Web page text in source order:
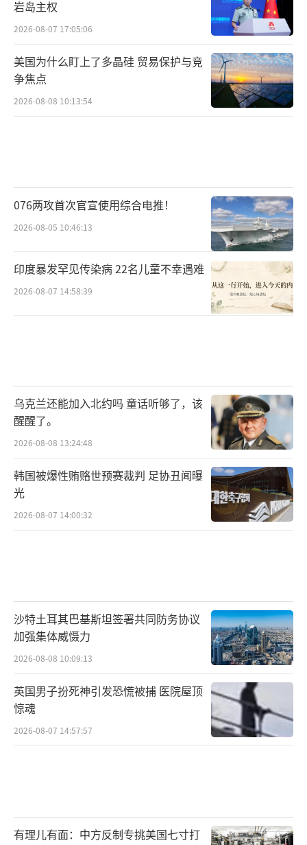
岩岛主权
2026-08-07 17:05:06
美国为什么盯上了多晶硅 贸易保护与竞
争焦点
2026-08-08 10:13:54
076两攻首次官宣使用综合电推！
2026-08-05 10:46:13
印度暴发罕见传染病 22名儿童不幸遇难
2026-08-07 14:58:39
乌克兰还能加入北约吗 童话听够了，该
醒醒了。
2026-08-08 13:24:48
韩国被爆性贿赂世预赛裁判 足协丑闻曝
光
2026-08-07 14:00:32
沙特土耳其巴基斯坦签署共同防务协议
加强集体威慑力
2026-08-08 10:09:13
英国男子扮死神引发恐慌被捕 医院屋顶
惊魂
2026-08-07 14:57:57
有理儿有面：中方反制专挑美国七寸打